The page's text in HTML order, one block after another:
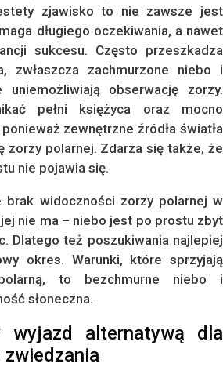
zjawisko to nie zawsze jest
długiego oczekiwania, a nawet
sukcesu. Często przeszkadza
zwłaszcza zachmurzone niebo i
obserwację zorzy.
pełni księżyca oraz mocno
zewnętrzne źródła światła
zorzy polarnej. Zdarza się także, że
nie pojawia się.
brak widoczności zorzy polarnej w
nie ma – niebo jest po prostu zbyt
Dlatego też poszukiwania najlepiej
okres. Warunki, które sprzyjają
to bezchmurne niebo i
słoneczna.
wyjazd alternatywą dla